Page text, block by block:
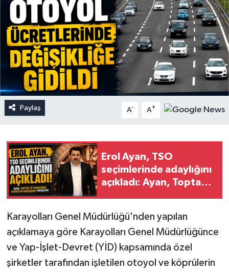
Paylaş A- A+
Erol Ayan, TSO
seçimlerinde adaylığını
açıkladı: Ayan, Toptan
Karayolları Genel Müdürlüğü'nden yapılan
açıklamaya göre Karayolları Genel Müdürlüğünce
ve Yap-İşlet-Devret (YİD) kapsamında özel
şirketler tarafından işletilen otoyol ve köprülerin